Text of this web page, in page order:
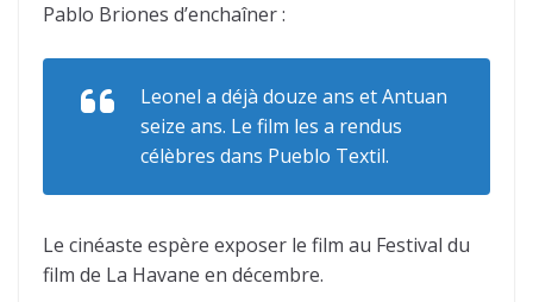
Pablo Briones d’enchaîner :
Leonel a déjà douze ans et Antuan
seize ans. Le film les a rendus
célèbres dans Pueblo Textil.
Le cinéaste espère exposer le film au Festival du
film de La Havane en décembre.